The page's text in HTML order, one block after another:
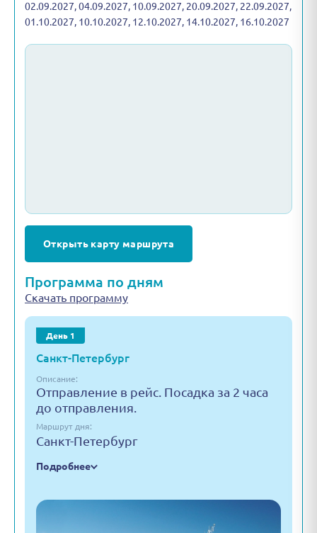
02.09.2027, 04.09.2027, 10.09.2027, 20.09.2027, 22.09.2027,
01.10.2027, 10.10.2027, 12.10.2027, 14.10.2027, 16.10.2027
Открыть карту маршрута
Программа по дням
Скачать программу
День 1
Санкт-Петербург
Описание:
Отправление в рейс. Посадка за 2 часа
до отправления.
Маршрут дня:
Санкт-Петербург
Подробнее